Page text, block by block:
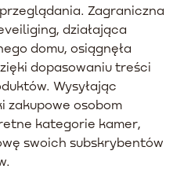
Zagraniczna
działająca
domu, osiągnęła
dopasowaniu treści
Wysyłając
zakupowe osobom
kategorie kamer,
swoich subskrybentów